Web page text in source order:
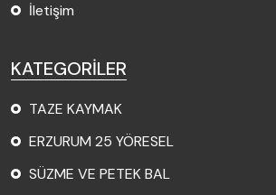
İletişim
KATEGORİLER
TAZE KAYMAK
ERZURUM 25 YÖRESEL
SÜZME VE PETEK BAL